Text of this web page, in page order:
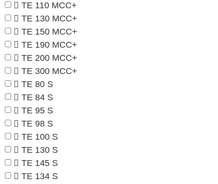
TE 110 MCC+
TE 130 MCC+
TE 150 MCC+
TE 190 MCC+
TE 200 MCC+
TE 300 MCC+
TE 80 S
TE 84 S
TE 95 S
TE 98 S
TE 100 S
TE 130 S
TE 145 S
TE 134 S